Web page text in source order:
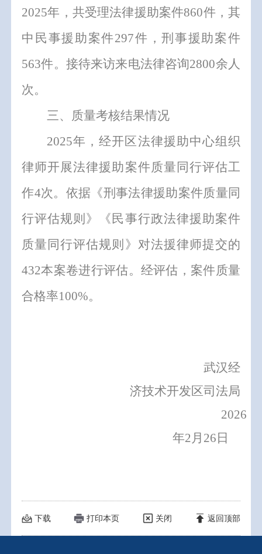
2025年 ， 共受理法律援助案件860件，其
中 民事援助案件297件，刑事援助案件
563件。 接待来访来电法律咨询2800余人
次。
三、质量考核结果情况
2025年 ，经开区法律援助中心组织
律师开展法律援助案件质量同行评估工
作4次。依据《刑事法律援助案件质量同
行评估规则》《民事行政法律援助案件
质量同行评估规则》对法援律师提交的
432本案卷进行评估。 经评估，案件质量
合格率100%。
武汉经
济技术开发区司法局
2026
年2月 26 日
下载 打印本页 关闭 返回顶部